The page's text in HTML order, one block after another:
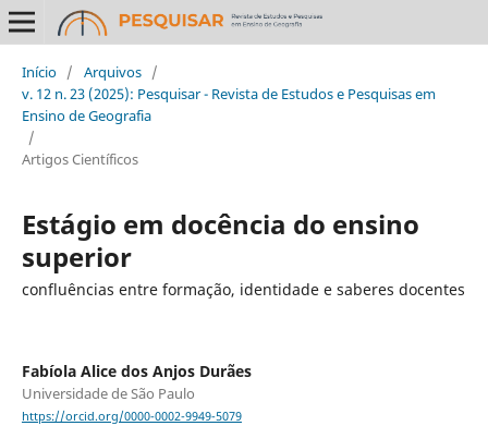
Início / Arquivos /
v. 12 n. 23 (2025): Pesquisar - Revista de Estudos e Pesquisas em
Ensino de Geografia
/
Artigos Científicos
Estágio em docência do ensino
superior
confluências entre formação, identidade e saberes docentes
Fabíola Alice dos Anjos Durães
Universidade de São Paulo
https://orcid.org/0000-0002-9949-5079